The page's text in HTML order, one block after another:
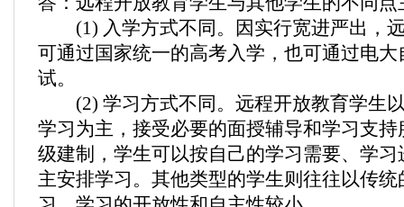
(1) 入学方式不同。因实行宽进严出，
可通过国家统一的高考入学，也可通过电
试。
(2) 学习方式不同。远程开放教育学生
学习为主，接受必要的面授辅导和学习支
级建制，学生可以按自己的学习需要、学
主安排学习。其他类型的学生则往往以传